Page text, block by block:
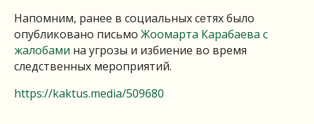
Напомним, ранее в социальных сетях было
опубликовано письмо Жоомарта Карабаева с
жалобами на угрозы и избиение во время
следственных мероприятий.
https://kaktus.media/509680